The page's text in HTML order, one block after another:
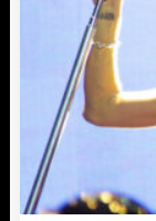
KALENDÁŘ
KVÍZY
VIP
TRENDY
PROGRAM
PLAYLIST
JAK NALADIT